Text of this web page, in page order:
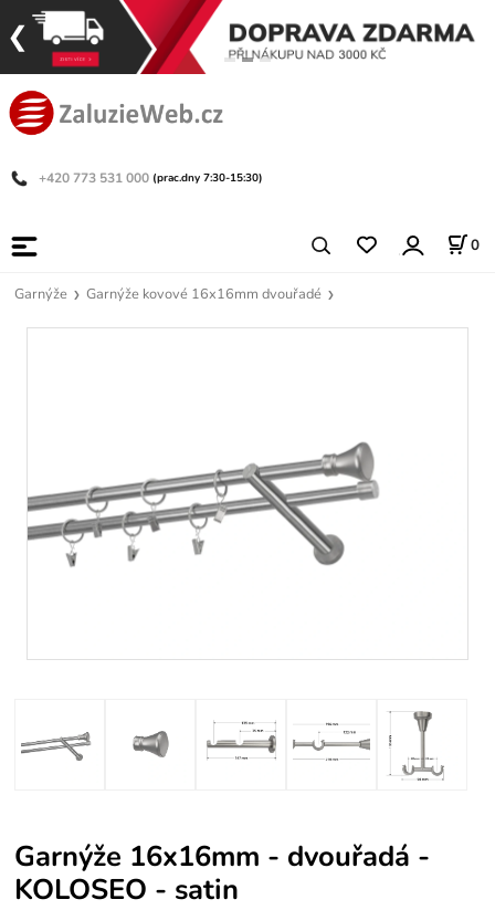
+420 773 531 000 (prac.dny 7:30-15:30)
0
Garnýže Garnýže kovové 16x16mm dvouřadé
Garnýže 16x16mm - dvouřadá -
KOLOSEO - satin